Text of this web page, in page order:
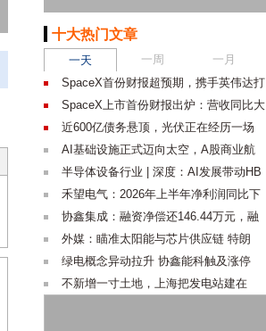
十大热门文章
一天 一周
一月
SpaceX首份财报超预期，携手英伟达打
SpaceX上市首份财报出炉：营收同比大
近600亿债务悬顶，光伏正在经历一场
AI基础设施正式迈向太空，A股商业航
半导体设备行业 | 深度：AI发展带动HB
禾望电气：2026年上半年净利润同比下
协鑫集成：融资净偿还146.44万元，融
外媒：瞄准太阳能与芯片供应链 特朗
绿电概念异动拉升 协鑫能科触及涨停
不新增一寸土地，上海把发电站建在